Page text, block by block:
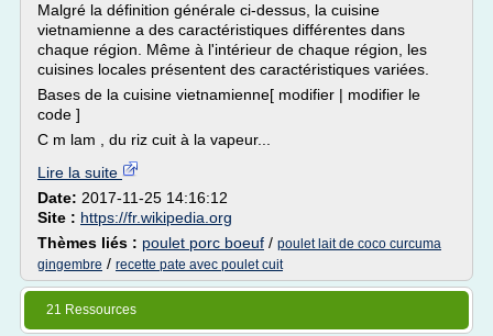
Malgré la définition générale ci-dessus, la cuisine
vietnamienne a des caractéristiques différentes dans
chaque région. Même à l'intérieur de chaque région, les
cuisines locales présentent des caractéristiques variées.
Bases de la cuisine vietnamienne[ modifier | modifier le
code ]
C m lam , du riz cuit à la vapeur...
Lire la suite
Date: 2017-11-25 14:16:12
Site : https://fr.wikipedia.org
Thèmes liés : poulet porc boeuf / poulet lait de coco curcuma
gingembre / recette pate avec poulet cuit
21 Ressources